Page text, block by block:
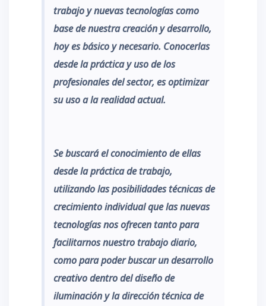
trabajo y nuevas tecnologías como
base de nuestra creación y desarrollo,
hoy es básico y necesario. Conocerlas
desde la práctica y uso de los
profesionales del sector, es optimizar
su uso a la realidad actual.
Se buscará el conocimiento de ellas
desde la práctica de trabajo,
utilizando las posibilidades técnicas de
crecimiento individual que las nuevas
tecnologías nos ofrecen tanto para
facilitarnos nuestro trabajo diario,
como para poder buscar un desarrollo
creativo dentro del diseño de
iluminación y la dirección técnica de